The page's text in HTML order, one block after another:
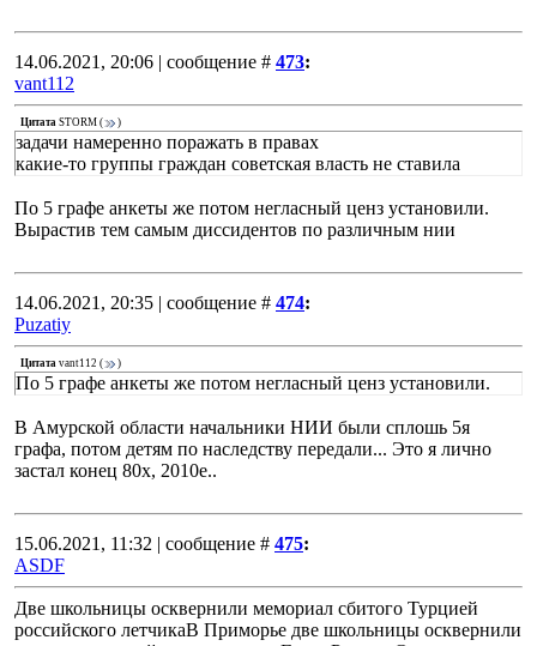
14.06.2021, 20:06 | сообщение # 473:
vant112
Цитата STORM ( )
задачи намеренно поражать в правах
какие-то группы граждан советская власть не ставила
По 5 графе анкеты же потом негласный ценз установили.
Вырастив тем самым диссидентов по различным нии
14.06.2021, 20:35 | сообщение # 474:
Puzatiy
Цитата vant112 ( )
По 5 графе анкеты же потом негласный ценз установили.
В Амурской области начальники НИИ были сплошь 5я
графа, потом детям по наследству передали... Это я лично
застал конец 80х, 2010е..
15.06.2021, 11:32 | сообщение # 475:
ASDF
Две школьницы осквернили мемориал сбитого Турцией
российского летчикаВ Приморье две школьницы осквернили